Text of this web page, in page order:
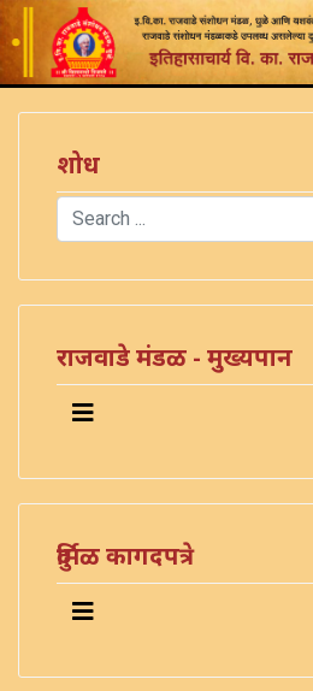
शोध
Search
राजवाडे मंडळ - मुख्यपान
दुर्मिळ कागदपत्रे